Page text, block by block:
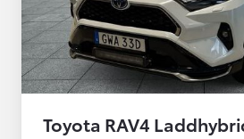
Toyota RAV4